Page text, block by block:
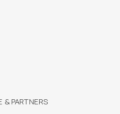
PARTNERS